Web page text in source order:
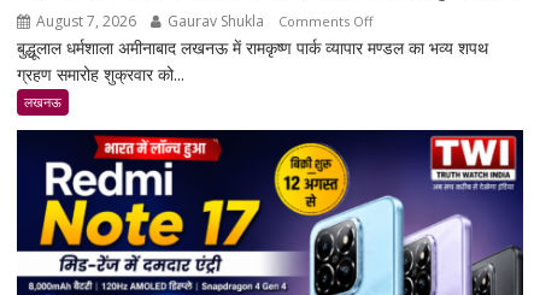
August 7, 2026 Gaurav Shukla Comments Offon
रामकृष्ण
शपथ
समारोह
हुआ
बुद्धूलाल धर्मशाला अमीनाबाद लखनऊ में रामकृष्ण पार्क व्यापार मण्डल का भव्य शपथ
ग्रहण समारोह शुक्रवार को...
लखनऊ